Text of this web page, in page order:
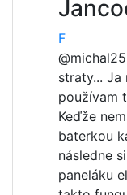
F
straty... Ja
používam
Keďže
baterkou
následne
paneláku